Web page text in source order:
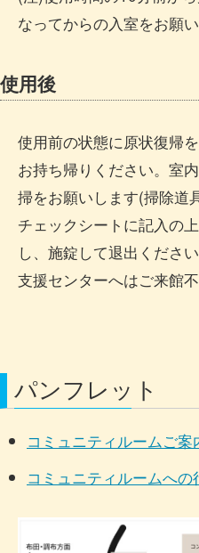
なってからの入室をお願い
使用後
使用前の状態に原状復帰
お持ち帰りください。室
掃をお願いします(掃除道
チェックシートに記入の
し、施錠して退出くださ
支援センターへはご来館不
パンフレット
コミュニティルームご案
コミュニティルームへの